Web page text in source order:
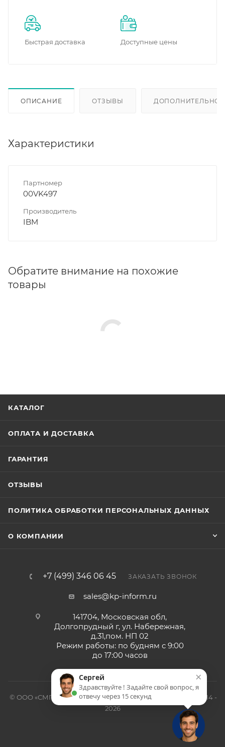
Быстрая доставка Доступные цены
ОПИСАНИЕ ОТЗЫВЫ ДОПОЛНИТЕЛЬНО
Характеристики
Партномер
00VK497
Производитель
IBM
Обратите внимание на похожие
товары
КАТАЛОГ
ОПЛАТА И ДОСТАВКА
ГАРАНТИЯ
ОТЗЫВЫ
ПОЛИТИКА ОБРАБОТКИ ПЕРСОНАЛЬНЫХ ДАННЫХ
О КОМПАНИИ
+7 (499) 346 06 45 ЗАКАЗАТЬ ЗВОНОК
sales@kp-inform.ru
141704, Московская обл,
Долгопрудный г, ул. Набережная,
д.31,пом. НП 02
Режим работы: по будням с 9:00
до 17:00 часов
© ООО «СМП-Проект», поставка серверных запчастей, 2014 -
2026
×
Сергей
Здравствуйте ! Задайте свой вопрос, я
отвечу через 15 секунд